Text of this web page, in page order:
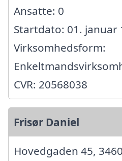
Ansatte: 0
Startdato: 01. januar
Virksomhedsform:
CVR: 20568038
Frisør Daniel
Hovedgaden 45,